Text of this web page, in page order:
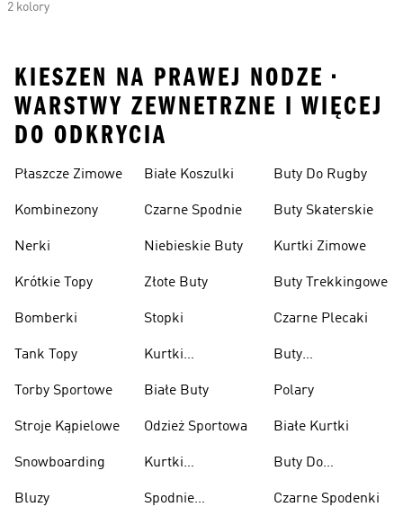
2 kolory
KIESZEN NA PRAWEJ NODZE •
WARSTWY ZEWNETRZNE I WIĘCEJ
DO ODKRYCIA
Płaszcze Zimowe
Kombinezony
Nerki
Krótkie Topy
Bomberki
Tank Topy
Torby Sportowe
Stroje Kąpielowe
Snowboarding
Bluzy
Białe Koszulki
Czarne Spodnie
Niebieskie Buty
Złote Buty
Stopki
Kurtki
Białe Buty
Odzież Sportowa
Kurtki
Spodnie
Buty Do Rugby
Buty Skaterskie
Kurtki Zimowe
Buty Trekkingowe
Czarne Plecaki
Buty
Polary
Białe Kurtki
Buty Do
Czarne Spodenki